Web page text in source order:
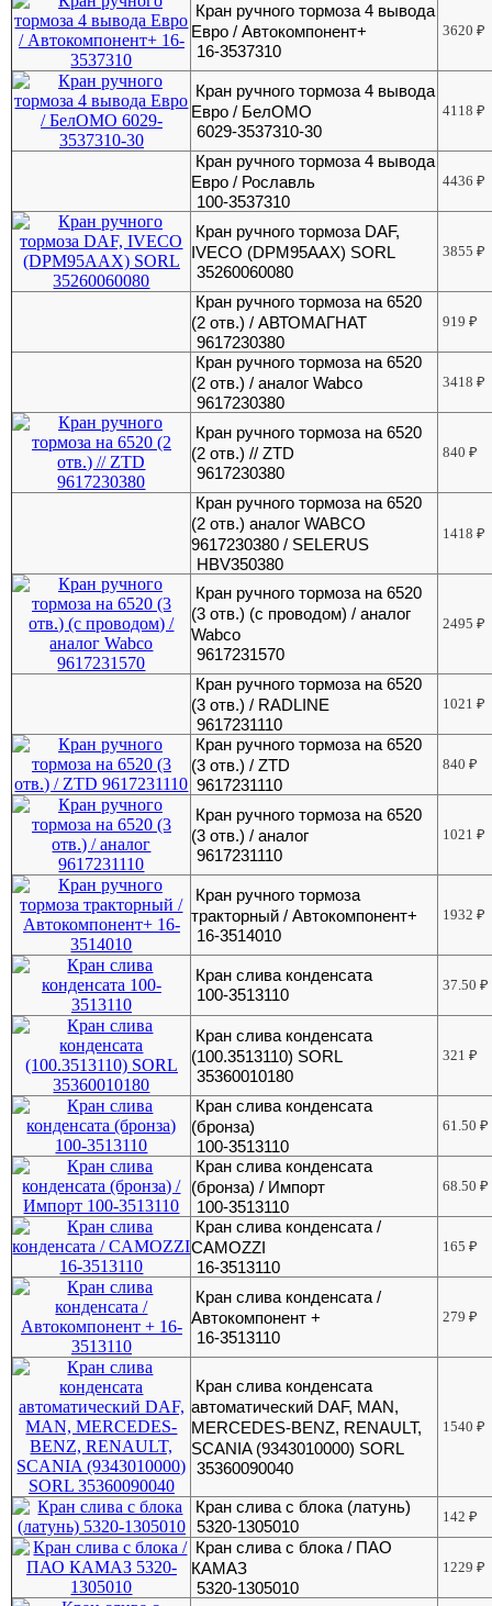
Кран ручного тормоза 4 вывода
Евро / Автокомпонент+
16-3537310
3620₽
Кран ручного тормоза 4 вывода
Евро / БелОМО
6029-3537310-30
4118₽
Кран ручного тормоза 4 вывода
Евро / Рославль
100-3537310
4436₽
Кран ручного тормоза DAF,
IVECO (DPM95AAX) SORL
35260060080
3855₽
Кран ручного тормоза на 6520
(2 отв.) / АВТОМАГНАТ
9617230380
919₽
Кран ручного тормоза на 6520
(2 отв.) / аналог Wabco
9617230380
3418₽
Кран ручного тормоза на 6520
(2 отв.) // ZTD
9617230380
840₽
Кран ручного тормоза на 6520
(2 отв.) аналог WABCO
9617230380 / SELERUS
HBV350380
1418₽
Кран ручного тормоза на 6520
(3 отв.) (с проводом) / аналог
Wabco
9617231570
2495₽
Кран ручного тормоза на 6520
(3 отв.) / RADLINE
9617231110
1021₽
Кран ручного тормоза на 6520
(3 отв.) / ZTD
9617231110
840₽
Кран ручного тормоза на 6520
(3 отв.) / аналог
9617231110
1021₽
Кран ручного тормоза
тракторный / Автокомпонент+
16-3514010
1932₽
Кран слива конденсата
100-3513110
37.50₽
Кран слива конденсата
(100.3513110) SORL
35360010180
321₽
Кран слива конденсата
(бронза)
100-3513110
61.50₽
Кран слива конденсата
(бронза) / Импорт
100-3513110
68.50₽
Кран слива конденсата /
CAMOZZI
16-3513110
165₽
Кран слива конденсата /
Автокомпонент +
16-3513110
279₽
Кран слива конденсата
автоматический DAF, MAN,
MERCEDES-BENZ, RENAULT,
SCANIA (9343010000) SORL
35360090040
1540₽
Кран слива с блока (латунь)
5320-1305010
142₽
Кран слива с блока / ПАО
КАМАЗ
5320-1305010
1229₽